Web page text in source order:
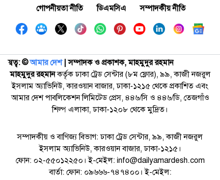
গোপনীয়তা নীতি
ডিএমসিএ সম্পাদকীয় নীতি
স্বত্ব: ©️আমার দেশ| সম্পাদক ও প্রকাশক, মাহমুদুর রহমান
মাহমুদুর রহমানকর্তৃক ঢাকা ট্রেড সেন্টার (৮ম ফ্লোর), ৯৯, কাজী নজরুল
ইসলাম অ্যাভিনিউ, কারওয়ান বাজার, ঢাকা-১২১৫ থেকে প্রকাশিত এবং
আমার দেশ পাবলিকেশন লিমিটেড প্রেস, ৪৪৬/সি ও ৪৪৬/ডি, তেজগাঁও
শিল্প এলাকা, ঢাকা-১২০৮ থেকে মুদ্রিত।
সম্পাদকীয় ও বাণিজ্য বিভাগ: ঢাকা ট্রেড সেন্টার, ৯৯, কাজী নজরুল
ইসলাম অ্যাভিনিউ, কারওয়ান বাজার, ঢাকা-১২১৫।
ফোন: ০২-৫৫০১২২৫০। ই-মেইল: info@dailyamardesh.com
বার্তা: ফোন: ০৯৬৬৬-৭৪৭৪০০। ই-মেইল: